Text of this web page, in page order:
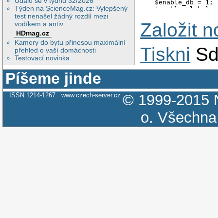
Týden na ScienceMag.cz: Vylepšený
test nenašel žádný rozdíl mezi
vodíkem a antiv
HDmag.cz
Kamery do bytu přinesou maximální
přehled o vaší domácnosti
Testovací novinka
Založit
Tiskni
Píšeme jinde
ISSN 1214-1267 www.czech-server.cz © 1999-2015
o.